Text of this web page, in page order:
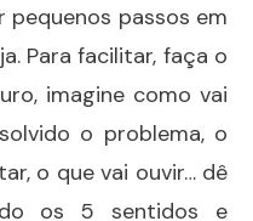
passos em
Para facilitar, faça o
imagine como vai
o problema, o
o que vai ouvir… dê
os 5 sentidos e